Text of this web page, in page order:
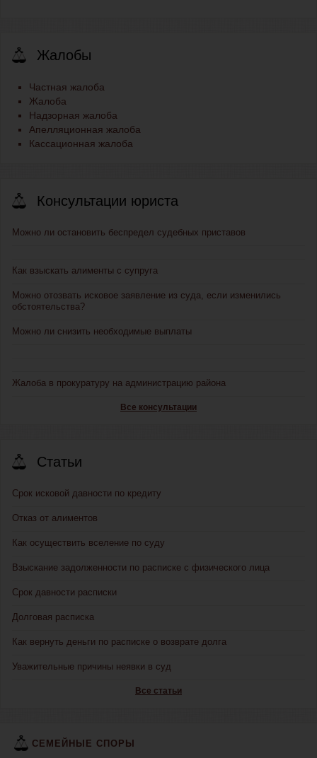
Жалобы
Частная жалоба
Жалоба
Надзорная жалоба
Апелляционная жалоба
Кассационная жалоба
Консультации юриста
Можно ли остановить беспредел судебных приставов
Как взыскать алименты с супруга
Можно отозвать исковое заявление из суда, если изменились
обстоятельства?
Можно ли снизить необходимые выплаты
Жалоба в прокуратуру на администрацию района
Все консультации
Статьи
Срок исковой давности по кредиту
Отказ от алиментов
Как осуществить вселение по суду
Взыскание задолженности по расписке с физического лица
Срок давности расписки
Долговая расписка
Как вернуть деньги по расписке о возврате долга
Уважительные причины неявки в суд
Все статьи
СЕМЕЙНЫЕ СПОРЫ